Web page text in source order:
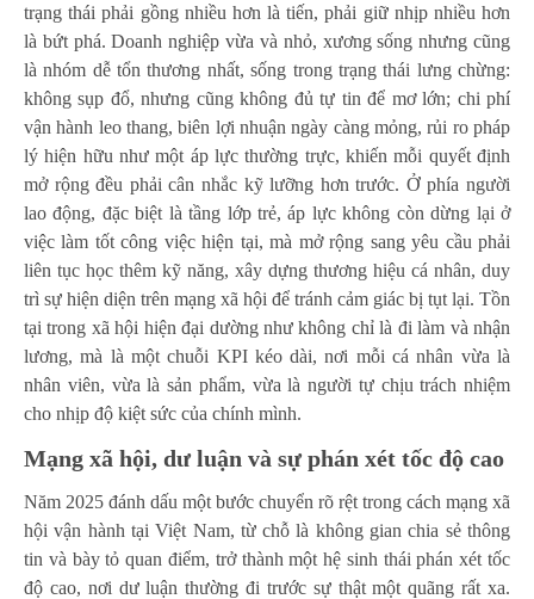
trạng thái phải gồng nhiều hơn là tiến, phải giữ nhịp nhiều hơn
là bứt phá. Doanh nghiệp vừa và nhỏ, xương sống nhưng cũng
là nhóm dễ tổn thương nhất, sống trong trạng thái lưng chừng:
không sụp đổ, nhưng cũng không đủ tự tin để mơ lớn; chi phí
vận hành leo thang, biên lợi nhuận ngày càng mỏng, rủi ro pháp
lý hiện hữu như một áp lực thường trực, khiến mỗi quyết định
mở rộng đều phải cân nhắc kỹ lưỡng hơn trước. Ở phía người
lao động, đặc biệt là tầng lớp trẻ, áp lực không còn dừng lại ở
việc làm tốt công việc hiện tại, mà mở rộng sang yêu cầu phải
liên tục học thêm kỹ năng, xây dựng thương hiệu cá nhân, duy
trì sự hiện diện trên mạng xã hội để tránh cảm giác bị tụt lại. Tồn
tại trong xã hội hiện đại dường như không chỉ là đi làm và nhận
lương, mà là một chuỗi KPI kéo dài, nơi mỗi cá nhân vừa là
nhân viên, vừa là sản phẩm, vừa là người tự chịu trách nhiệm
cho nhịp độ kiệt sức của chính mình.
Mạng xã hội, dư luận và sự phán xét tốc độ cao
Năm 2025 đánh dấu một bước chuyển rõ rệt trong cách mạng xã
hội vận hành tại Việt Nam, từ chỗ là không gian chia sẻ thông
tin và bày tỏ quan điểm, trở thành một hệ sinh thái phán xét tốc
độ cao, nơi dư luận thường đi trước sự thật một quãng rất xa.